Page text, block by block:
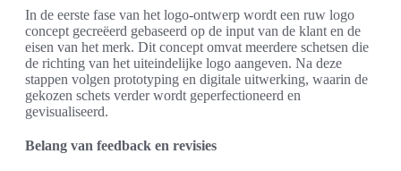
In de eerste fase van het logo-ontwerp wordt een ruw logo
concept gecreëerd gebaseerd op de input van de klant en de
eisen van het merk. Dit concept omvat meerdere schetsen die
de richting van het uiteindelijke logo aangeven. Na deze
stappen volgen prototyping en digitale uitwerking, waarin de
gekozen schets verder wordt geperfectioneerd en
gevisualiseerd.
Belang van feedback en revisies